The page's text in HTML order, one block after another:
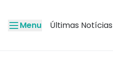
Menu Últimas Notícias